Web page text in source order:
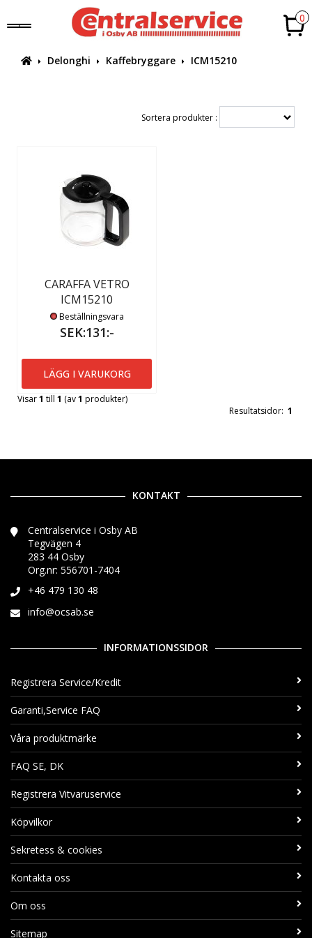
0
Delonghi Kaffebryggare ICM15210
Sortera produkter :
CARAFFA VETRO
ICM15210
Beställningsvara
SEK:131:-
LÄGG I VARUKORG
Visar1 till 1 (av1 produkter)
Resultatsidor: 1
KONTAKT
Centralservice i Osby AB
Tegvägen 4
283 44 Osby
Org.nr: 556701-7404
+46 479 130 48
info@ocsab.se
INFORMATIONSSIDOR
Registrera Service/Kredit
Garanti,Service FAQ
Våra produktmärke
FAQ SE, DK
Registrera Vitvaruservice
Köpvilkor
Sekretess & cookies
Kontakta oss
Om oss
Sitemap